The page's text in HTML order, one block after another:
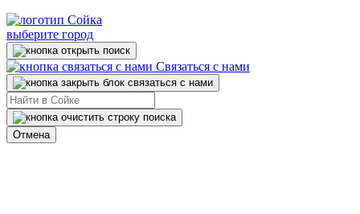
выберите город
Связаться с нами
Отмена